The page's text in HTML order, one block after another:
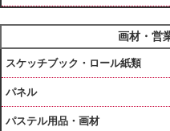
画材・営
スケッチブック・ロール紙類
パネル
パステル用品・画材